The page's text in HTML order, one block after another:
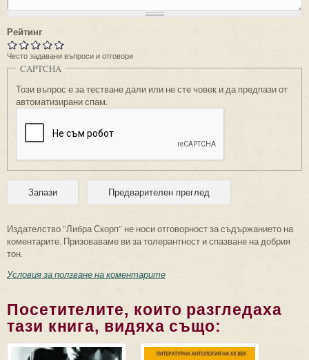
Рейтинг
Често задавани въпроси и отговори
CAPTCHA
Този въпрос е за тестване дали или не сте човек и да предпази от
автоматизирани спам.
Издателство "Либра Скорп" не носи отговорност за съдържанието на
коментарите. Призоваваме ви за толерантност и спазване на добрия
тон.
Условия за ползване на коментарите
Посетителите, които разгледаха
тази книга, видяха също: